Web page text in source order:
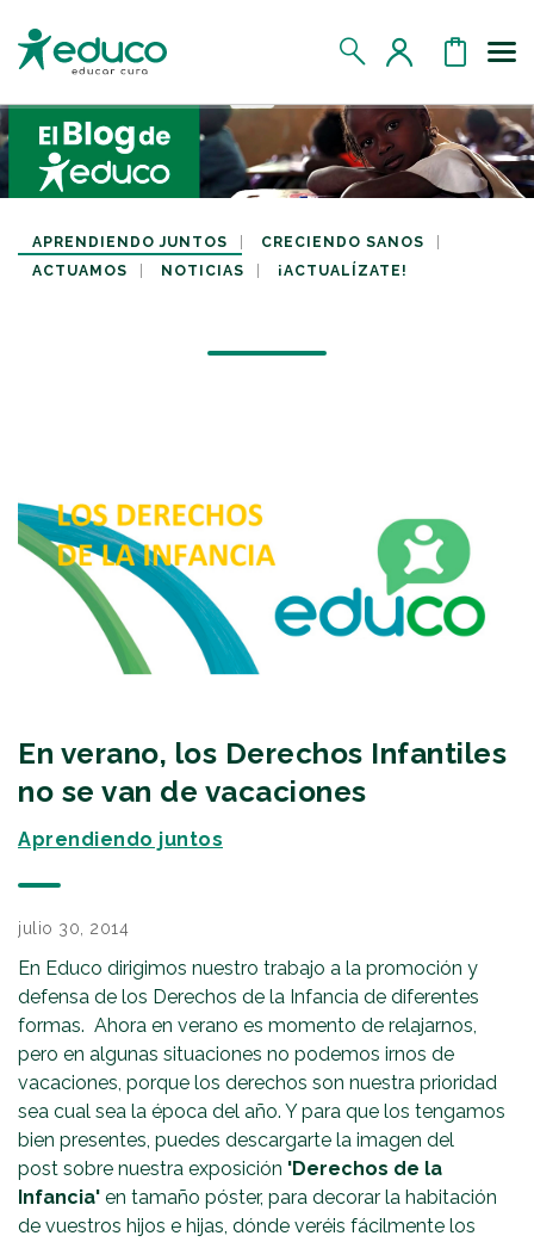
MIS DATOS
MIS APADRINADOS
MIS RETOS SOLIDARIOS
APRENDIENDO JUNTOS
CRECIENDO SANOS
ACTUAMOS
NOTICIAS ¡ACTUALÍZATE!
En verano, los Derechos Infantiles
no se van de vacaciones
Aprendiendo juntos
julio 30, 2014
En Educo dirigimos nuestro trabajo a la promoción y
defensa de los Derechos de la Infancia de diferentes
formas. Ahora en verano es momento de relajarnos,
pero en algunas situaciones no podemos irnos de
vacaciones, porque los derechos son nuestra prioridad
sea cual sea la época del año. Y para que los tengamos
bien presentes, puedes descargarte la imagen del
post sobre nuestra exposición 'Derechos de la
Infancia' en tamaño póster, para decorar la habitación
de vuestros hijos e hijas, dónde veréis fácilmente los